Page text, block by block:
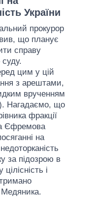
України
прокурор
що планує
справу
цим у цій
з арештами,
врученням
Нагадаємо, що
фракції
Єфремова
на
за підозрою в
і